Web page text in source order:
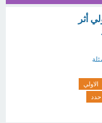
أثر
الاولي
حدد